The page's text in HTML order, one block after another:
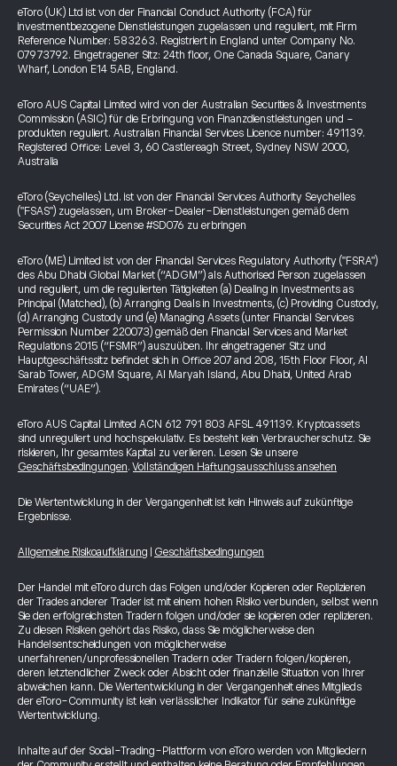
eToro (UK) Ltd ist von der Financial Conduct Authority (FCA) für
investmentbezogene Dienstleistungen zugelassen und reguliert, mit Firm
Reference Number: 583263. Registriert in England unter Company No.
07973792. Eingetragener Sitz: 24th floor, One Canada Square, Canary
Wharf, London E14 5AB, England.
eToro AUS Capital Limited wird von der Australian Securities & Investments
Commission (ASIC) für die Erbringung von Finanzdienstleistungen und -
produkten reguliert. Australian Financial Services Licence number: 491139.
Registered Office: Level 3, 60 Castlereagh Street, Sydney NSW 2000,
Australia
eToro (Seychelles) Ltd. ist von der Financial Services Authority Seychelles
("FSAS") zugelassen, um Broker-Dealer-Dienstleistungen gemäß dem
Securities Act 2007 License #SD076 zu erbringen
eToro (ME) Limited ist von der Financial Services Regulatory Authority ("FSRA")
des Abu Dhabi Global Market (“ADGM”) als Authorised Person zugelassen
und reguliert, um die regulierten Tätigkeiten (a) Dealing in Investments as
Principal (Matched), (b) Arranging Deals in Investments, (c) Providing Custody,
(d) Arranging Custody und (e) Managing Assets (unter Financial Services
Permission Number 220073) gemäß den Financial Services and Market
Regulations 2015 (“FSMR”) auszuüben. Ihr eingetragener Sitz und
Hauptgeschäftssitz befindet sich in Office 207 and 208, 15th Floor Floor, Al
Sarab Tower, ADGM Square, Al Maryah Island, Abu Dhabi, United Arab
Emirates (“UAE”).
eToro AUS Capital Limited ACN 612 791 803 AFSL 491139. Kryptoassets
sind unreguliert und hochspekulativ. Es besteht kein Verbraucherschutz. Sie
riskieren, Ihr gesamtes Kapital zu verlieren. Lesen Sie unsere
Geschäftsbedingungen.Vollständigen Haftungsausschluss ansehen
Die Wertentwicklung in der Vergangenheit ist kein Hinweis auf zukünftige
Ergebnisse.
Allgemeine Risikoaufklärung Geschäftsbedingungen
Der Handel mit eToro durch das Folgen und/oder Kopieren oder Replizieren
der Trades anderer Trader ist mit einem hohen Risiko verbunden, selbst wenn
Sie den erfolgreichsten Tradern folgen und/oder sie kopieren oder replizieren.
Zu diesen Risiken gehört das Risiko, dass Sie möglicherweise den
Handelsentscheidungen von möglicherweise
unerfahrenen/unprofessionellen Tradern oder Tradern folgen/kopieren,
deren letztendlicher Zweck oder Absicht oder finanzielle Situation von Ihrer
abweichen kann. Die Wertentwicklung in der Vergangenheit eines Mitglieds
der eToro-Community ist kein verlässlicher Indikator für seine zukünftige
Wertentwicklung.
Inhalte auf der Social-Trading-Plattform von eToro werden von Mitgliedern